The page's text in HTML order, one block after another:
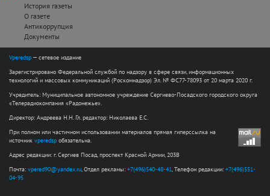
История газеты
О газете
Антикоррупция
Документы
Vperedsp — сетевое издание
Зарегистрировано Федеральной службой по надзору в сфере связи, информационных
технологий и массовых коммуникаций (Роскомнадзор) Эл. № ФС77-78093 от 20 марта 2020 г.
Учредитель: Муниципальное автономное учреждение Сергиево-Посадского городского округа
«Телерадиокомпания «Радонежье».
Директор: Андреева Н.Н. Гл. редактор: Николаева Е.С.
При полном или частичном использовании материалов прямая гиперссылка на
источник vperedsp обязательна.
Адрес редакции: г. Сергиев Посад, проспект Красной Армии, 203В
Почта: vpered90@yandex.ru, Отдел рекламы: +7(496)540-48-41, Телефон редакции: +7(496)551-
04-95